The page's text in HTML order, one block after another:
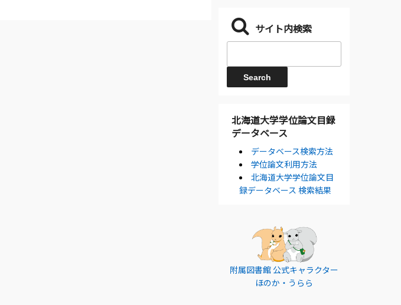
サイト内検索
北海道大学学位論文目録
データベース
データベース検索方法
学位論文利用方法
北海道大学学位論文目
録データベース 検索結果
附属図書館 公式キャラクター
ほのか・うらら